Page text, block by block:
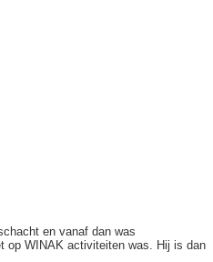
en vanaf dan was
op WINAK activiteiten was. Hij is dan